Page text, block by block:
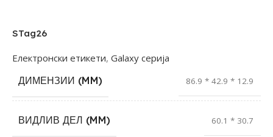
STag26
Електронски етикети, Galaxy серија
ДИМЕНЗИИ (MM)
86.9 * 42.9 * 12.9
ВИДЛИВ ДЕЛ (MM) 60.1 * 30.7